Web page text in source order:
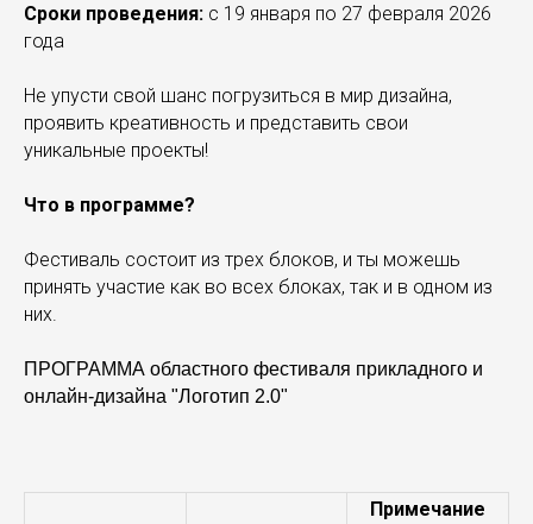
Сроки проведения: с 19 января по 27 февраля 2026
года
Не упусти свой шанс погрузиться в мир дизайна,
проявить креативность и представить свои
уникальные проекты!
Что в программе?
Фестиваль состоит из трех блоков, и ты можешь
принять участие как во всех блоках, так и в одном из
них.
ПРОГРАММА областного фестиваля прикладного и
онлайн-дизайна "Логотип 2.0"
Примечание